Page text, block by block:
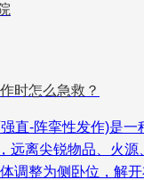
时怎么急救？
直-阵挛性发作)是
远离尖锐物品、火
调整为侧卧位，解